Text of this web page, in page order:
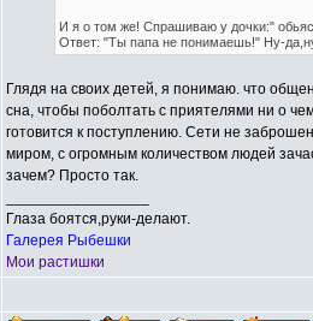
И я о том же! Спрашиваю у дочки:"
Ответ: "Ты папа не понимаешь!" Ну-
Глядя на своих детей, я понимаю. что
сна, чтобы поболтать с приятелями ни о
готовится к поступлению. Сети не
миром, с огромным количеством людей
зачем? Просто так.
Глаза боятся,руки-делают.
Галерея Рыбешки
Мои растишки